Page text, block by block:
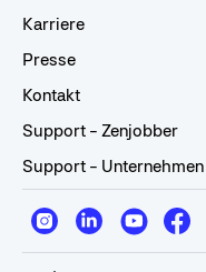
Karriere
Presse
Kontakt
Support - Zenjobber
Support - Unternehmen